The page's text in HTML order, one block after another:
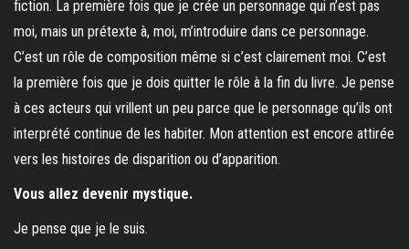
fiction. La première fois que je crée un personnage qui n’est pas
moi, mais un prétexte à, moi, m’introduire dans ce personnage.
C’est un rôle de composition même si c’est clairement moi. C’est
la première fois que je dois quitter le rôle à la fin du livre. Je pense
à ces acteurs qui vrillent un peu parce que le personnage qu’ils ont
interprété continue de les habiter. Mon attention est encore attirée
vers les histoires de disparition ou d’apparition.
Vous allez devenir mystique.
Je pense que je le suis.